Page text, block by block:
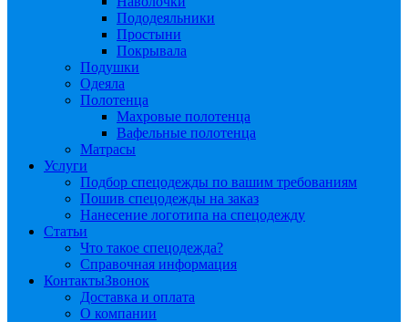
Пододеяльники
Простыни
Покрывала
Подушки
Одеяла
Полотенца
Махровые полотенца
Вафельные полотенца
Матрасы
Услуги
Подбор спецодежды по вашим требованиям
Пошив спецодежды на заказ
Нанесение логотипа на спецодежду
Статьи
Что такое спецодежда?
Справочная информация
КонтактыЗвонок
Доставка и оплата
О компании